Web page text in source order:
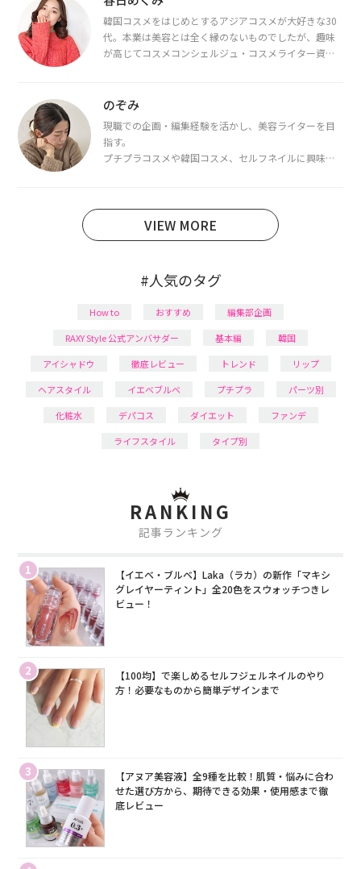
韓国コスメをはじめとするアジアコスメが大好きな30
代。本業は美容とは全く縁のないものでしたが、趣味
が高じてコスメコンシェルジュ・コスメライター資格
断・骨格診断によるイメージコンサルティングも行っ
のぞみ
現職での企画・編集経験を活かし、美容ライターを目
指す。
プチプラコスメや韓国コスメ、セルフネイルに興味が
日本化粧品検定1級保有。
VIEW MORE
#人気のタグ
How to おすすめ
編集部企画
RAXY Style 公式アンバサダー
基本編
韓国
アイシャドウ
徹底レビュー トレンド
リップ
ヘアスタイル
イエベブルベ プチプラ
パーツ別
化粧水
デパコス ダイエット
ファンデ
ライフスタイル
タイプ別
RANKING
記事ランキング
1
【イエベ・ブルベ】Laka（ラカ）の新作「マキシ
グレイヤーティント」全20色をスウォッチつきレ
ビュー！
2
【100均】で楽しめるセルフジェルネイルのやり
方！必要なものから簡単デザインまで
3
【アヌア美容液】全9種を比較！肌質・悩みに合わ
せた選び方から、期待できる効果・使用感まで徹
底レビュー